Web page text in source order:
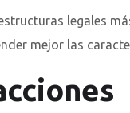
legales
mejor las